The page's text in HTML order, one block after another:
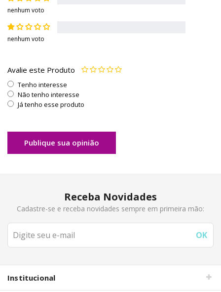
nenhum voto
nenhum voto
Avalie este Produto
Tenho interesse
Não tenho interesse
Já tenho esse produto
Publique sua opinião
Receba Novidades
Cadastre-se e receba novidades sempre em primeira mão:
Institucional